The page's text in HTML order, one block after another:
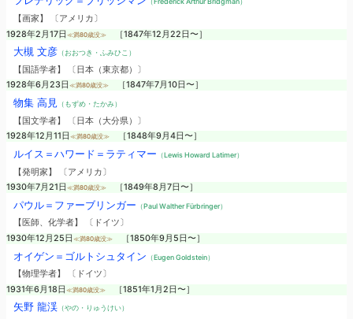
【画家】 〔アメリカ〕
1928年2月17日 ≪満80歳没≫ ［1847年12月22日〜］
大槻 文彦（おおつき・ふみひこ）
【国語学者】 〔日本（東京都）〕
1928年6月23日 ≪満80歳没≫ ［1847年7月10日〜］
物集 高見 （もずめ・たかみ）
【国文学者】 〔日本（大分県）〕
1928年12月11日 ≪満80歳没≫ ［1848年9月4日〜］
ルイス＝ハワード＝ラティマー （Lewis Howard Latimer）
【発明家】 〔アメリカ〕
1930年7月21日 ≪満80歳没≫ ［1849年8月7日〜］
パウル＝ファーブリンガー （Paul Walther Fürbringer）
【医師、化学者】 〔ドイツ〕
1930年12月25日 ≪満80歳没≫ ［1850年9月5日〜］
オイゲン＝ゴルトシュタイン （Eugen Goldstein）
【物理学者】 〔ドイツ〕
1931年6月18日 ≪満80歳没≫ ［1851年1月2日〜］
矢野 龍渓（やの・りゅうけい）